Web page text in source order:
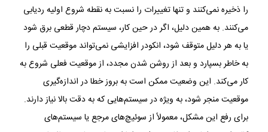
را ذخیره نمی‌کنند و تنها تغییرات را نسبت به نقطه شروع اولیه ردیابی
می‌کنند. به همین دلیل، اگر در حین کار، سیستم دچار قطعی برق شود
یا به هر دلیل متوقف شود، انکودر افزایشی نمی‌تواند موقعیت قبلی را
به خاطر بسپارد و بعد از روشن شدن مجدد، از موقعیت فعلی شروع به
کار می‌کند. این وضعیت ممکن است به بروز خطا در اندازه‌گیری
موقعیت منجر شود، به ویژه در سیستم‌هایی که به دقت بالا نیاز دارند.
برای رفع این مشکل، معمولاً از سوئیچ‌های مرجع یا سیستم‌های